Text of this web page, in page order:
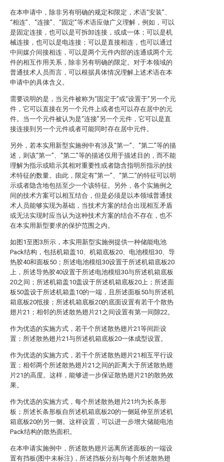
在本申请中，除非另有明确的规定和限定，术语“安装”、
“相连”、“连接”、“固定”等术语应做广义理解，例如，可以
是固定连接，也可以是可拆卸连接，或成一体；可以是机
械连接，也可以是电连接；可以是直接相连，也可以通过
中间媒介间接相连，可以是两个元件内部的连通或两个元
件的相互作用关系，除非另有明确的限定。对于本领域的
普通技术人员而言，可以根据具体情况理解上述术语在本
申请中的具体含义。
需要说明的是，当元件被称为“固定于”或“设置于”另一个元
件，它可以直接在另一个元件上或者也可以存在居中的元
件。当一个元件被认为是“连接”另一个元件，它可以是直
接连接到另一个元件或者可能同时存在居中元件。
另外，若本实用新型实施例中有涉及“第一”、“第二”等的描
述，则该“第一”、“第二”等的描述仅用于描述目的，而不能
理解为指示或暗示其相对重要性或者隐含指明所指示的技
术特征的数量。由此，限定有“第一”、“第二”的特征可以明
示或者隐含地包括至少一个该特征。另外，各个实施例之
间的技术方案可以相互结合，但是必须是以本领域普通技
术人员能够实现为基础，当技术方案的结合出现相互矛盾
或无法实现时应当认为这种技术方案的结合不存在，也不
在本实用新型要求的保护范围之内。
如图1至图3所示，本实用新型实施例提供一种储能电池
Pack结构，包括机箱盖10、机箱底板20、电池模组30、导
热胶40和面板50；所述电池模组30设置于所述机箱底板20
上，所述导热胶40设置于所述电池模组30与所述机箱底板
20之间；所述机箱盖10盖设于所述机箱底板20上；所述面
板50盖设于所述机箱盖10的一端，且所述面板50与所述机
箱底板20抵接；所述机箱底板20的底面设置有若干个散热
翅片21；相邻的所述散热翅片21之间设置有第一间隙22。
作为优选的实施方式，若干个所述散热翅片21等间距设
置；所述散热翅片21与所述机箱底板20一体成型设置。
作为优选的实施方式，若干个所述散热翅片21相互平行设
置；相邻两个所述散热翅片21之间的距离大于所述散热翅
片21的高度。这样，能够进一步保证散热翅片21的散热效
果。
作为优选的实施方式，每个所述散热翅片21均为长条形
板；所述长条形板自所述机箱底板20的一侧延伸至所述机
箱底板20的另一侧。这样设置，可以进一步增大储能电池
Pack结构的散热面积。
在本申请实施例中，所述散热翅片远离所述面板的一端设
置有挡板(图中未标注)，所述挡板分别与每个所述散热翅